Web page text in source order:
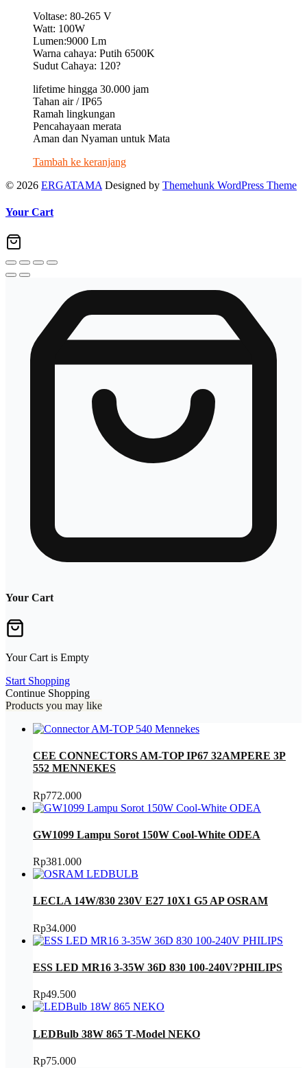
Voltase: 80-265 V
Watt: 100W
Lumen:9000 Lm
Warna cahaya: Putih 6500K
Sudut Cahaya: 120?
lifetime hingga 30.000 jam
Tahan air / IP65
Ramah lingkungan
Pencahayaan merata
Aman dan Nyaman untuk Mata
Tambah ke keranjang
© 2026 ERGATAMA Designed by Themehunk WordPress Theme
Your Cart
Your Cart
Your Cart is Empty
Start Shopping
Continue Shopping
Products you may like
CEE CONNECTORS AM-TOP IP67 32AMPERE 3P
552 MENNEKES
Rp772.000
GW1099 Lampu Sorot 150W Cool-White ODEA
Rp381.000
LECLA 14W/830 230V E27 10X1 G5 AP OSRAM
Rp34.000
ESS LED MR16 3-35W 36D 830 100-240V?PHILIPS
Rp49.500
LEDBulb 38W 865 T-Model NEKO
Rp75.000